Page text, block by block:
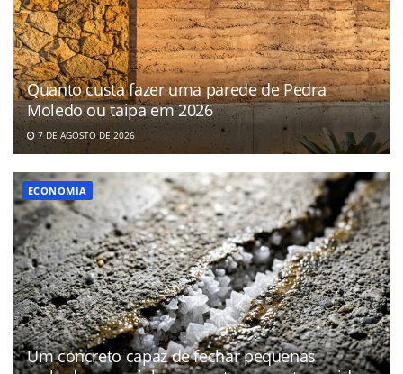
Quanto custa fazer uma parede de Pedra
Moledo ou taipa em 2026
7 DE AGOSTO DE 2026
ECONOMIA
Um concreto capaz de fechar pequenas